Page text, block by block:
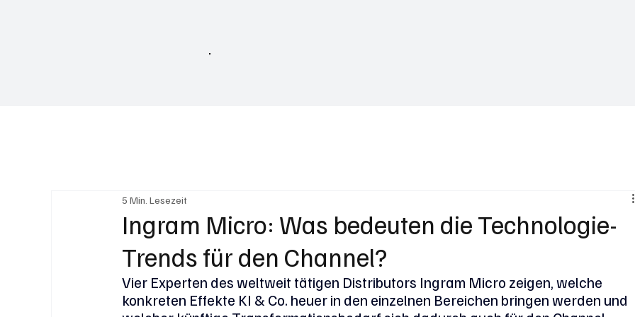
Ingram Micro: Was bedeuten die Technologie-
Trends für den Channel?
5 Min. Lesezeit
Vier Experten des weltweit tätigen Distributors Ingram Micro zeigen, welche
konkreten Effekte KI & Co. heuer in den einzelnen Bereichen bringen werden und